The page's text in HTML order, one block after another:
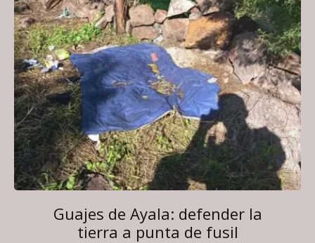
Guajes de Ayala: defender la
tierra a punta de fusil